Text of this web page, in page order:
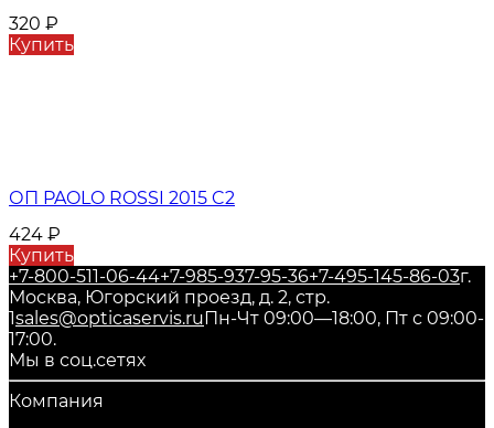
320 ₽
Купить
ОП PAOLO ROSSI 2015 C2
424 ₽
Купить
+7-800-511-06-44+7-985-937-95-36+7-495-145-86-03г.
Москва, Югорский проезд, д. 2, стр.
1sales@opticaservis.ruПн-Чт 09:00—18:00, Пт с 09:00-
17:00.
Мы в соц.сетях
Компания